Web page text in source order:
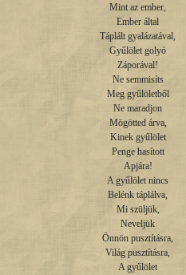
Mint az ember,
Ember által
Táplált gyalázatával,
Gyűlölet golyó
Záporával!
Ne semmisíts
Meg gyűlöletből
Ne maradjon
Mögötted árva,
Kinek gyűlölet
Penge hasított
Apjára!
A gyűlölet nincs
Belénk táplálva,
Mi szüljük,
Neveljük
Önnön pusztításra,
Világ pusztításra,
A gyűlölet